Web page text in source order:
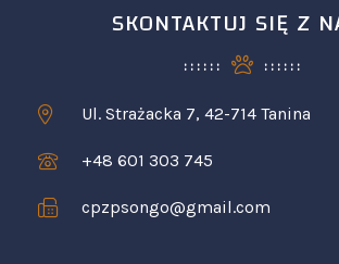
SKONTAKTUJ SIĘ Z
Ul. Strażacka 7, 42-714 Tanina
+48 601 303 745
cpzpsongo@gmail.com